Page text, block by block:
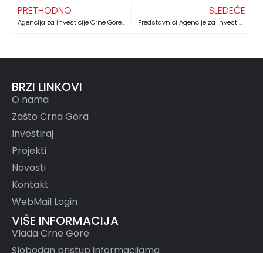
PRETHODNO
Agencija za investicije Crne Gore učestvovala na sastanku o unapređenju modela javno-privatnih partnerstava
SLEDEĆE
Predstavnici Agencije za investicije Crne Gore učestvovali na regionalnoj radionici o javno-privatnom partnerstvu u Bukureštu
BRZI LINKOVI
O nama
Zašto Crna Gora
Investiraj
Projekti
Novosti
Kontakt
WebMail Login
VIŠE INFORMACIJA
Vlada Crne Gore